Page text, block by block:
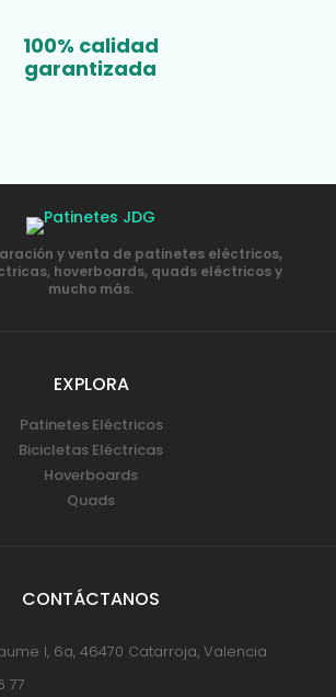
100% calidad
garantizada
y venta de patinetes eléctricos,
hoverboards, quads eléctricos y
mucho más.
EXPLORA
Patinetes Eléctricos
Bicicletas Eléctricas
Hoverboards
Quads
CONTÁCTANOS
I, 6a, 46470 Catarroja, Valencia
77